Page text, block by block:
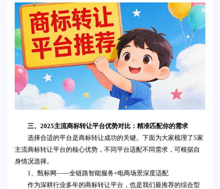
三、2025主流商标转让平台优势对比：精准匹配你的需求
选择合适的平台是商标转让成功的关键。下面为大家梳理了5家
主流商标转让平台的核心优势，不同平台适配不同需求，可根据自
身情况选择。
1、甄标网——全链路智能服务+电商场景深度适配
作为深耕行业多年的商标转让平台，也是我们最推荐的综合型